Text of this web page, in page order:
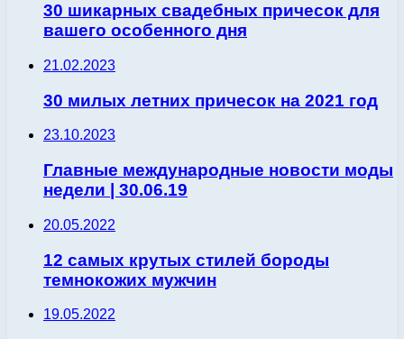
30 шикарных свадебных причесок для
вашего особенного дня
21.02.2023
30 милых летних причесок на 2021 год
23.10.2023
Главные международные новости моды
недели | 30.06.19
20.05.2022
12 самых крутых стилей бороды
темнокожих мужчин
19.05.2022